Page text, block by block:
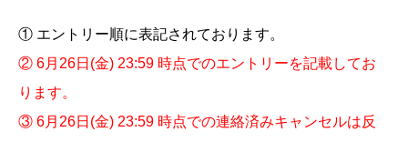
① エントリー順に表記されております。
② 6月26日(金) 23:59 時点でのエントリーを記載してお
ります。
③ 6月26日(金) 23:59 時点での連絡済みキャンセルは反